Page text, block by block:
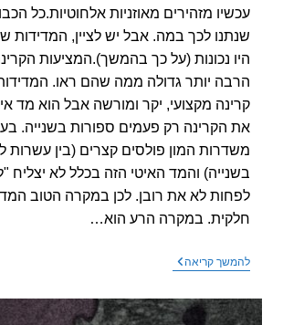
לכך במה. אבל יש לציין, המדידות שלהם
נכונות (על כך בהמשך).המציעות הקרינה
יותר גדולה ממה שהם ראו. המדידות בוצעו
מקצועי, יקר ומורשה אבל הוא מד איטי. הוא
רק פעמים ספורות בשנייה. בעוד
המון פולסים קצרים (בין עשרות למאות
והמד האיטי הזה בכלל לא יצליח "לתפוס"
לא את רובן. לכן במקרה הטוב המדידה
במקרה הרע הוא…
קריאהכתבה
במאקו
–